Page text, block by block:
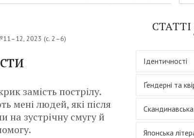
2023 (c. 2–6)
замість пострілу.
мені людей, які після
на зустрічну смугу й
Ідентичності
Ґендерні та
Японська